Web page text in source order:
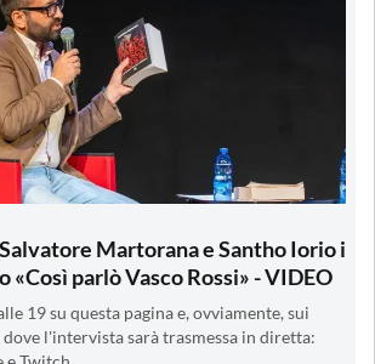
Martorana e Santho Iorio i
«Così parlò Vasco Rossi» - VIDEO
19 su questa pagina e, ovviamente, sui
l'intervista sarà trasmessa in diretta: